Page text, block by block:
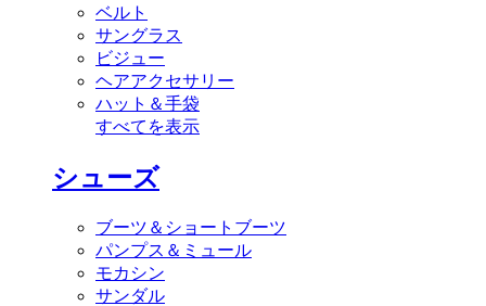
ベルト
サングラス
ビジュー
ヘアアクセサリー
ハット＆手袋
すべてを表示
シューズ
ブーツ＆ショートブーツ
パンプス＆ミュール
モカシン
サンダル